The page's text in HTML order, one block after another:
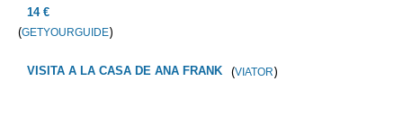
14 €
(GETYOURGUIDE)
VISITA A LA CASA DE ANA FRANK (VIATOR)